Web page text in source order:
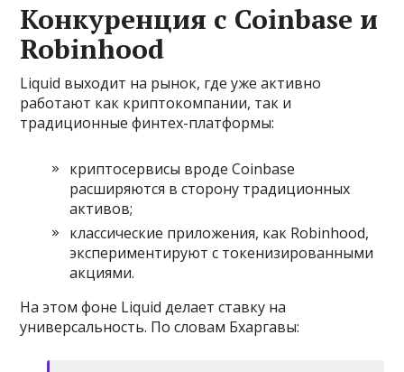
Конкуренция с Coinbase и
Robinhood
Liquid выходит на рынок, где уже активно
работают как криптокомпании, так и
традиционные финтех-платформы:
криптосервисы вроде Coinbase
расширяются в сторону традиционных
активов;
классические приложения, как Robinhood,
экспериментируют с токенизированными
акциями.
На этом фоне Liquid делает ставку на
универсальность. По словам Бхаргавы: